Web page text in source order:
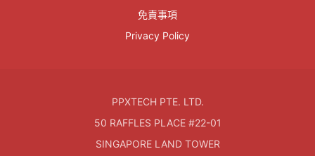
免責事項
Privacy Policy
PPXTECH PTE. LTD.
50 RAFFLES PLACE #22-01
SINGAPORE LAND TOWER